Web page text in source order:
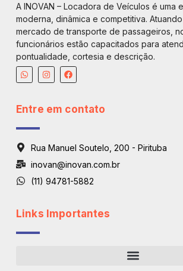
A INOVAN – Locadora de Veículos é uma
moderna, dinâmica e competitiva.
mercado de transporte de passageiros,
funcionários estão capacitados para
pontualidade, cortesia e descrição.
Entre em contato
Rua Manuel Soutelo, 200 - Pirituba
inovan@inovan.com.br
(11) 94781-5882
Links Importantes